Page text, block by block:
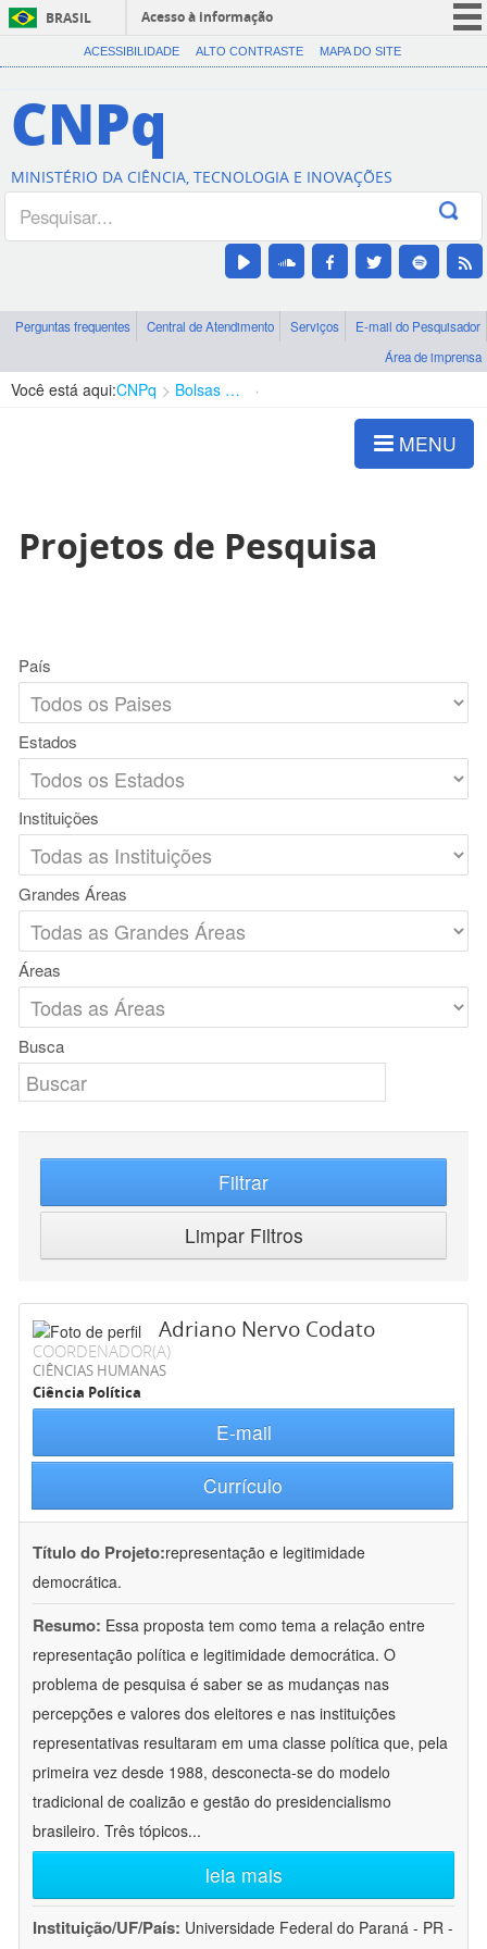
BRASIL
Acesso à informação
CORONAVÍRUS (COVID-19)
Canais
ACESSIBILIDADE ALTO CONTRASTE MAPA DO SITE
CNPq
MINISTÉRIO DA CIÊNCIA, TECNOLOGIA E INOVAÇÕES
Perguntas frequentes Central de Atendimento Serviços
E-mail do Pesquisador
Área de imprensa
Você está aqui:CNPq Bolsas e Auxílios Vigentes
MENU
Projetos de Pesquisa
País
Estados
Instituições
Grandes Áreas
Áreas
Busca
Filtrar
Limpar Filtros
Adriano Nervo Codato
COORDENADOR(A)
CIÊNCIAS HUMANAS
Ciência Política
E-mail
Currículo
Título do Projeto:representação e legitimidade
democrática.
Resumo: Essa proposta tem como tema a relação entre
representação política e legitimidade democrática. O
problema de pesquisa é saber se as mudanças nas
percepções e valores dos eleitores e nas instituições
representativas resultaram em uma classe política que, pela
primeira vez desde 1988, desconecta-se do modelo
tradicional de coalizão e gestão do presidencialismo
brasileiro. Três tópicos...
leia mais
Instituição/UF/País: Universidade Federal do Paraná - PR -